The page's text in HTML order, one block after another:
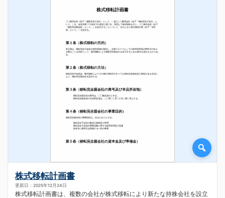
株式移転計画書
更新日：2025年12月24日
株式移転計画書は、複数の会社が株式移転により新たな持株会社を設立